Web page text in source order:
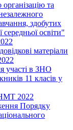
та
здобутих
середньої освіти"
матеріали
участі в ЗНО
11 класів у
НМТ 2022
Порядку